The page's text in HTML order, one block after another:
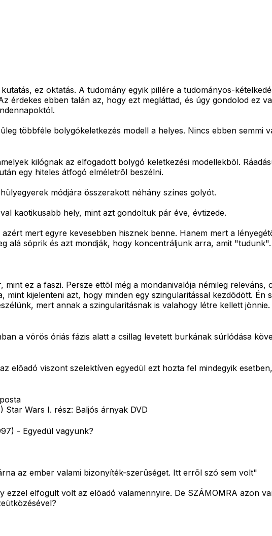
ez oktatás. A tudomány egyik pillére a tudományos-
érdekes ebben talán az, hogy ezt megláttad, és úgy gondolod ez
többféle bolygókeletkezés modell a helyes. Nincs ebben semmi
kilógnak az elfogadott bolygó keletkezési modellekbõl.
egy hiteles átfogó elméletrõl beszélni.
módjára összerakott néhány színes golyót.
kaotikusabb hely, mint azt gondoltuk pár éve, évtizede.
mert egyre kevesebben hisznek benne. Hanem mert a
alá söprik és azt mondják, hogy koncentráljunk arra, amit "tudunk".
ez a faszi. Persze ettõl még a mondanivalója némileg releváns,
kijelenteni azt, hogy minden egy szingularitással kezdõdött. Én
mert annak a szingularitásnak is valahogy létre kellett jönnie.
a vörös óriás fázis alatt a csillag levetett burkának súrlódása
elõadó viszont szelektíven egyedül ezt hozta fel mindegyik
Star Wars I. rész: Baljós árnyak DVD
- Egyedül vagyunk?
az ember valami bizonyíték-szerûséget. Itt errõl szó sem volt"
elfogult volt az elõadó valamennyire. De SZÁMOMRA azon